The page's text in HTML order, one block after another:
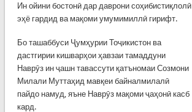
Ин ойини бостонӣ дар даврони соҳибистиқлолӣ
эҳё гардид ва мақоми умумимиллӣ гирифт.
Бо ташаббуси Ҷумҳурии Тоҷикистон ва
дастгирии кишварҳои ҳавзаи тамаддуни
Наврӯз ин ҷашн тавассути қатъномаи Созмони
Милали Муттаҳид мавқеи байналмилалӣ
пайдо намуд, яъне Наврӯз мақоми ҷаҳонӣ касб
кард.